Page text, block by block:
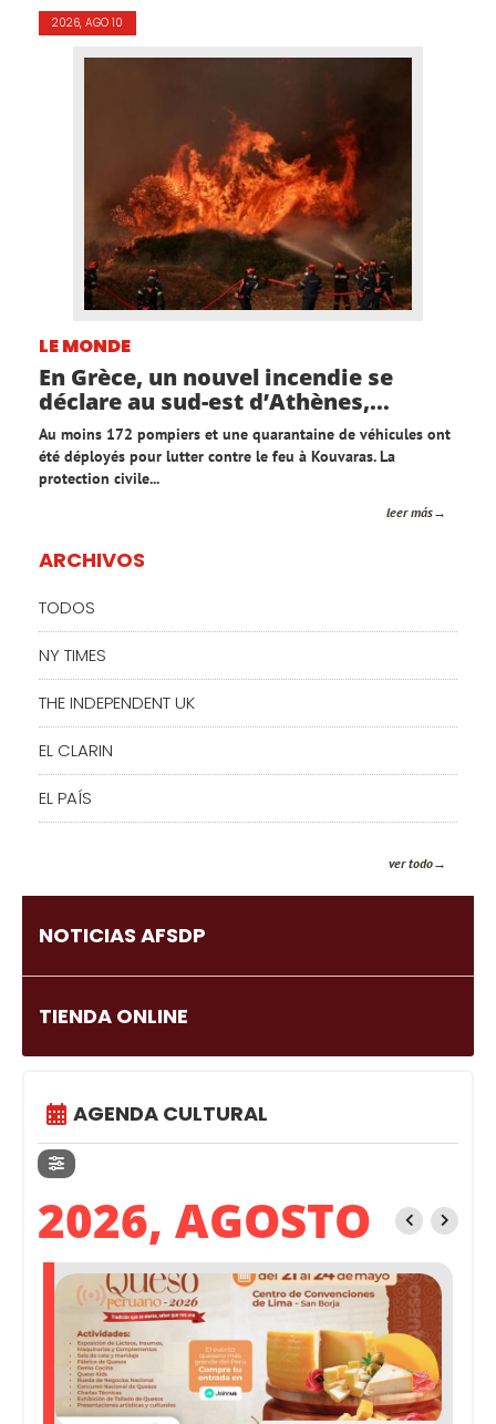
2026, AGO 10
LE MONDE
En Grèce, un nouvel incendie se
déclare au sud-est d’Athènes,...
Au moins 172 pompiers et une quarantaine de véhicules ont
été déployés pour lutter contre le feu à Kouvaras. La
protection civile...
leer más
ARCHIVOS
TODOS
NY TIMES
THE INDEPENDENT UK
EL CLARIN
EL PAÍS
ver todo
NOTICIAS AFSDP
TIENDA ONLINE
AGENDA CULTURAL
2026, AGOSTO